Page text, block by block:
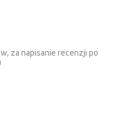
za napisanie recenzji po